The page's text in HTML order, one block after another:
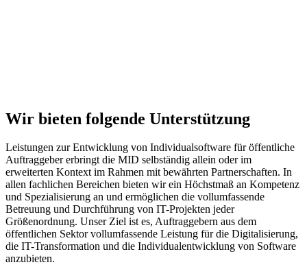
Wir bieten folgende Unterstützung
Leistungen zur Entwicklung von Individualsoftware für öffentliche
Auftraggeber erbringt die MID selbständig allein oder im
erweiterten Kontext im Rahmen mit bewährten Partnerschaften. In
allen fachlichen Bereichen bieten wir ein Höchstmaß an Kompetenz
und Spezialisierung an und ermöglichen die vollumfassende
Betreuung und Durchführung von IT-Projekten jeder
Größenordnung. Unser Ziel ist es, Auftraggebern aus dem
öffentlichen Sektor vollumfassende Leistung für die Digitalisierung,
die IT-Transformation und die Individualentwicklung von Software
anzubieten.